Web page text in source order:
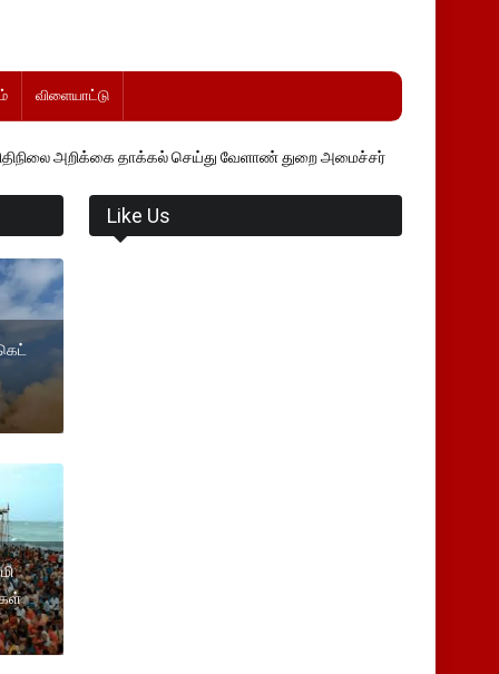
விளையாட்டு
தாக்கல் செய்து வேளாண் துறை அமைச்சர் வினோத் வாசித்து
Like Us